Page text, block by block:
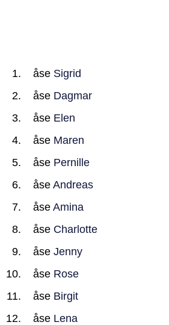
åse Sigrid
åse Dagmar
åse Elen
åse Maren
åse Pernille
åse Andreas
åse Amina
åse Charlotte
åse Jenny
åse Rose
åse Birgit
åse Lena